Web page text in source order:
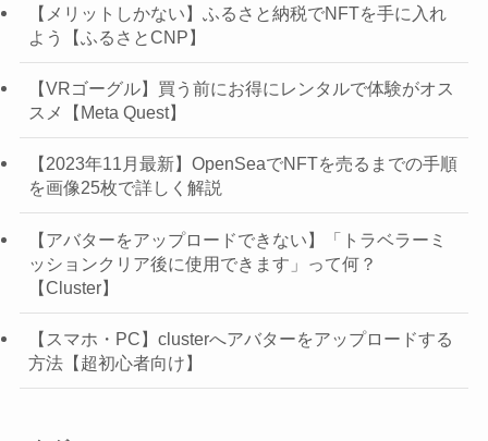
【メリットしかない】ふるさと納税でNFTを手に入れ
よう【ふるさとCNP】
【VRゴーグル】買う前にお得にレンタルで体験がオス
スメ【Meta Quest】
【2023年11月最新】OpenSeaでNFTを売るまでの手順
を画像25枚で詳しく解説
【アバターをアップロードできない】「トラベラーミ
ッションクリア後に使用できます」って何？
【Cluster】
【スマホ・PC】clusterへアバターをアップロードする
方法【超初心者向け】